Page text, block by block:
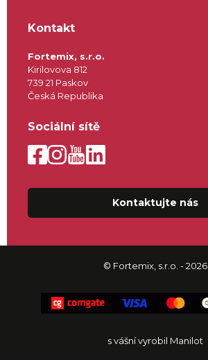
© Fortemix, s.r.o. - 2026
s vášní vyrobil Manilot
Kontakt
Fortemix, s.r.o.
Kirilovova 812
739 21 Paskov
Česká Republika
Sociální sítě
Kontaktujte nás